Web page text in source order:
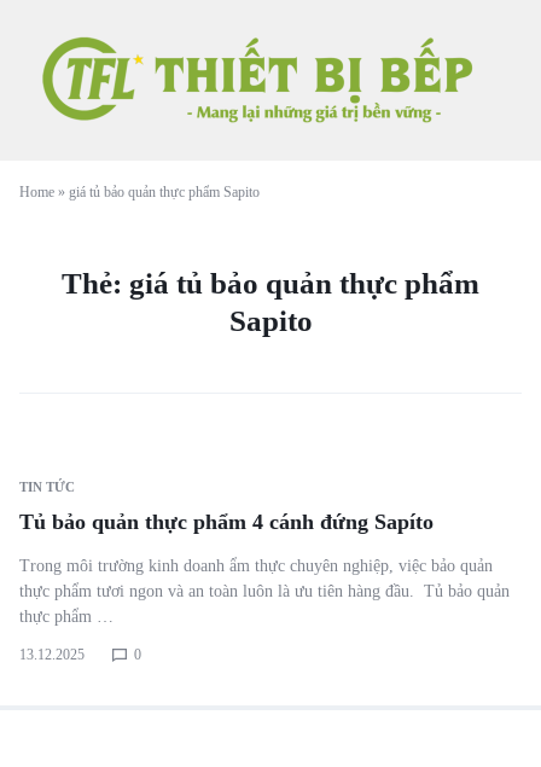
Home » giá tủ bảo quản thực phẩm Sapito
Thẻ: giá tủ bảo quản thực phẩm
Sapito
TIN TỨC
Tủ bảo quản thực phẩm 4 cánh đứng Sapíto
Trong môi trường kinh doanh ẩm thực chuyên nghiệp, việc bảo quản
thực phẩm tươi ngon và an toàn luôn là ưu tiên hàng đầu. Tủ bảo quản
thực phẩm …
13.12.2025 0